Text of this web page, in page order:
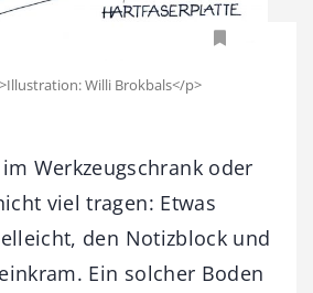
Willi Brokbals</p>
Werkzeugschrank oder
viel tragen: Etwas
den Notizblock und
Ein solcher ­Boden